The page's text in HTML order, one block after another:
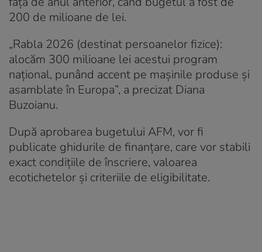
200 de milioane de lei.
„Rabla 2026 (destinat persoanelor fizice):
alocăm 300 milioane lei acestui program
național, punând accent pe mașinile produse și
asamblate în Europa”, a precizat Diana
Buzoianu.
După aprobarea bugetului AFM, vor fi
publicate ghidurile de finanțare, care vor stabili
exact condițiile de înscriere, valoarea
ecotichetelor și criteriile de eligibilitate.